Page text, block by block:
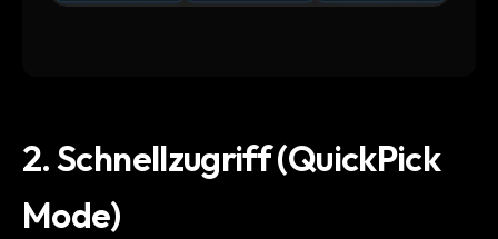
2. Schnellzugriff (QuickPick
Mode)
workflow updates — one email, no noise.